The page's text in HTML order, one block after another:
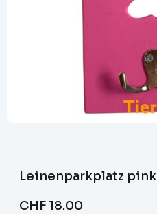
Leinenparkplatz pink
CHF 18.00